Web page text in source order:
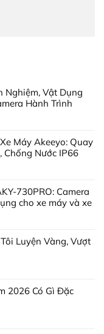
Nghiệm, Vật Dụng
Hành Trình
Máy Akeeyo: Quay
Chống Nước IP66
730PRO: Camera
cho xe máy và xe
Luyện Vàng, Vượt
2026 Có Gì Đặc